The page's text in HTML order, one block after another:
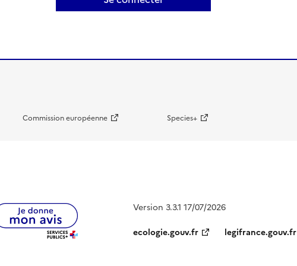
Commission européenne Species+
Version 3.3.1 17/07/2026
ecologie.gouv.fr
legifrance.gouv.fr